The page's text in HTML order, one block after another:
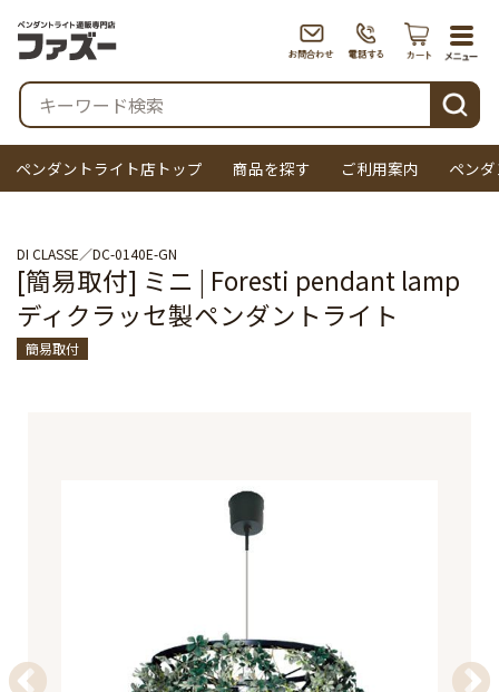
検索
ペンダントライト店トップ 商品を探す ご利用案内 ペン
DI CLASSE DC-0140E-GN
[簡易取付] ミニ | Foresti pendant lamp
ディクラッセ製ペンダントライト
簡易取付